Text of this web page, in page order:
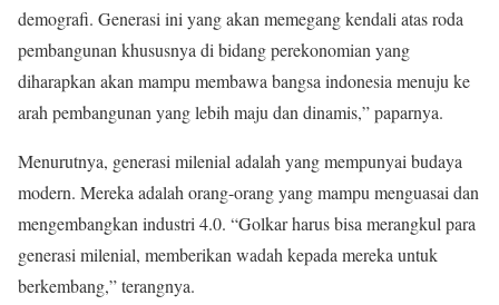
demografi. Generasi ini yang akan memegang kendali atas roda
pembangunan khususnya di bidang perekonomian yang
diharapkan akan mampu membawa bangsa indonesia menuju ke
arah pembangunan yang lebih maju dan dinamis,” paparnya.
Menurutnya, generasi milenial adalah yang mempunyai budaya
modern. Mereka adalah orang-orang yang mampu menguasai dan
mengembangkan industri 4.0. “Golkar harus bisa merangkul para
generasi milenial, memberikan wadah kepada mereka untuk
berkembang,” terangnya.